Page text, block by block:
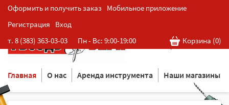
Оформить и получить заказ Мобильное приложение
Регистрация
Вход
т. 8 (383) 363-03-03
Пн - Вс: 9:00-19:00 Корзина (0)
Розничная cеть магазинов
в Новосибирске
Главная О нас Аренда инструмента Наши магазины